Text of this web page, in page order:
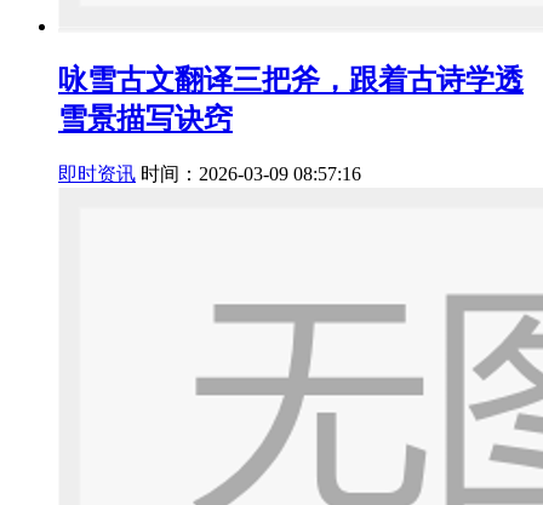
咏雪古文翻译三把斧，跟着古诗学透
雪景描写诀窍
即时资讯 时间：2026-03-09 08:57:16